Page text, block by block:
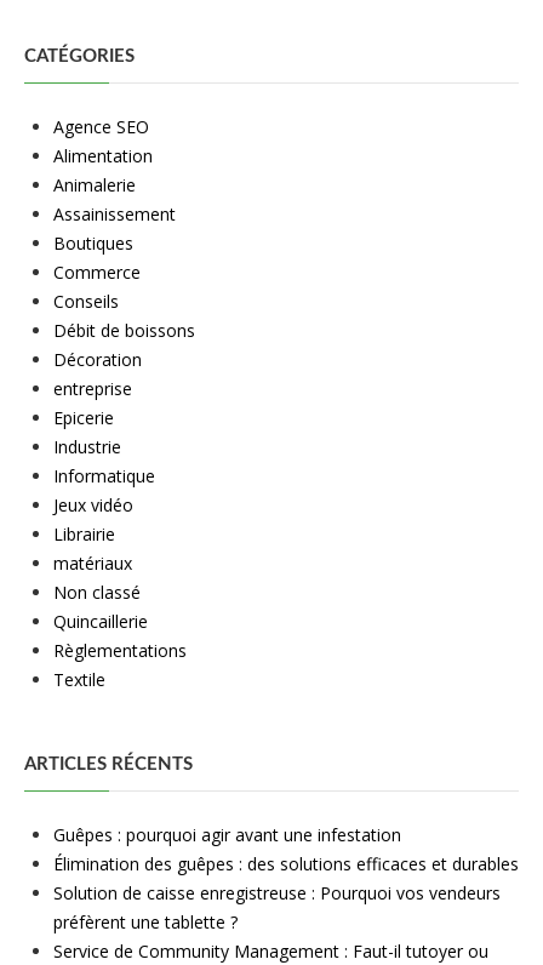
CATÉGORIES
Agence SEO
Alimentation
Animalerie
Assainissement
Boutiques
Commerce
Conseils
Débit de boissons
Décoration
entreprise
Epicerie
Industrie
Informatique
Jeux vidéo
Librairie
matériaux
Non classé
Quincaillerie
Règlementations
Textile
ARTICLES RÉCENTS
Guêpes : pourquoi agir avant une infestation
Élimination des guêpes : des solutions efficaces et durables
Solution de caisse enregistreuse : Pourquoi vos vendeurs
préfèrent une tablette ?
Service de Community Management : Faut-il tutoyer ou